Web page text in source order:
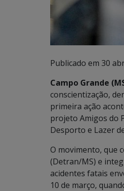
Publicado em 30
Campo Grande
conscientização,
primeira ação
projeto Amigos do
Desporto e Lazer
O movimento, que
(Detran/MS) e
acidentes fatais
10 de março,